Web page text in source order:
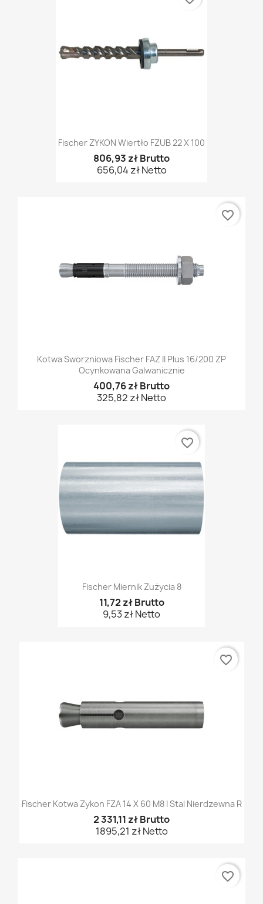
Fischer ZYKON Wiertło FZUB 22 X 100
806,93 zł Brutto
656,04 zł Netto
Kotwa Sworzniowa Fischer FAZ II Plus 16/200 ZP
Ocynkowana Galwanicznie
400,76 zł Brutto
325,82 zł Netto
favorite_border
Fischer Miernik Zużycia 8
11,72 zł Brutto
9,53 zł Netto
favorite_border
Fischer Kotwa Zykon FZA 14 X 60 M8 I Stal Nierdzewna R
2 331,11 zł Brutto
1895,21 zł Netto
favorite_border
favorite_border